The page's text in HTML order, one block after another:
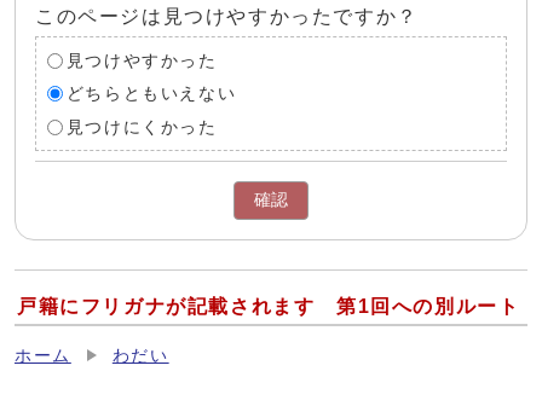
このページは見つけやすかったですか？
見つけやすかった
どちらともいえない
見つけにくかった
確認
戸籍にフリガナが記載されます 第1回への別ルート
ホーム わだい